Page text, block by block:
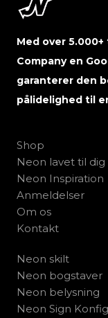
Med over
Company en
garanterer den
pålidelighed til
Shop
Neon lavet til dig
Neon Inspiration
Anmeldelser
Om os
Kontakt
Neon skilt
Neon bogstaver
Neon belysning
Neon Sign